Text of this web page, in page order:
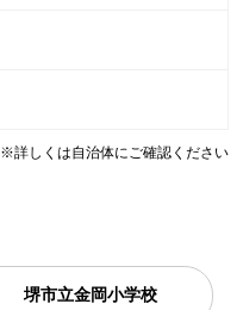
※詳しくは自治体にご確認ください
堺市立金岡小学校